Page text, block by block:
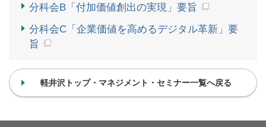
分科会B「付加価値創出の実現」要旨
分科会C「企業価値を高めるデジタル革新」要
旨
軽井沢トップ・マネジメント・セミナー一覧へ戻る